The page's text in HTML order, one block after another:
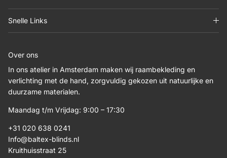
Snelle Links
Over ons
In ons atelier in Amsterdam maken wij raambekleding en
verlichting met de hand, zorgvuldig gekozen uit natuurlijke en
duurzame materialen.
Maandag t/m Vrijdag: 9:00 – 17:30
+31 020 638 0241
Info@baltex-blinds.nl
Kruithuisstraat 25